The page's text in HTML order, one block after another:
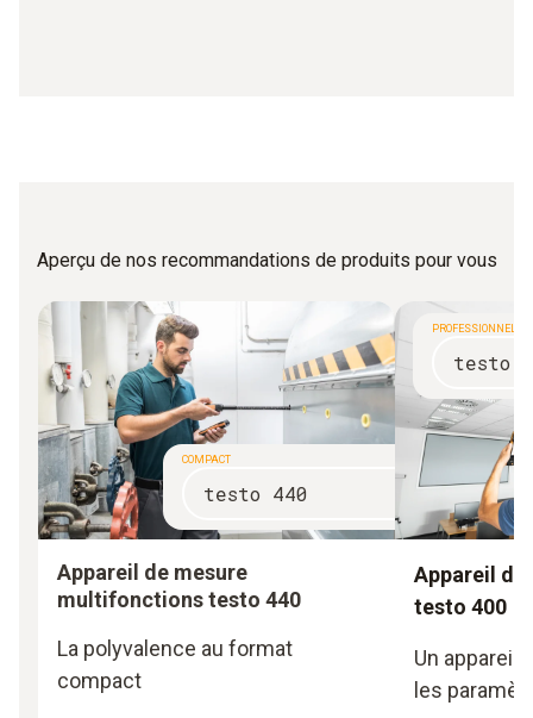
Aperçu de nos recommandations de produits pour vous
COMPACT
testo 440
Appareil de mesure
multifonctions testo 440
La polyvalence au format
compact
PROFESSIONNEL
testo
Appareil de
testo 400
Un appareil
les